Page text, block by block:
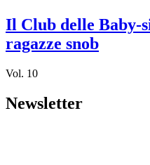
Il Club delle Baby-
ragazze snob
Vol. 10
Newsletter